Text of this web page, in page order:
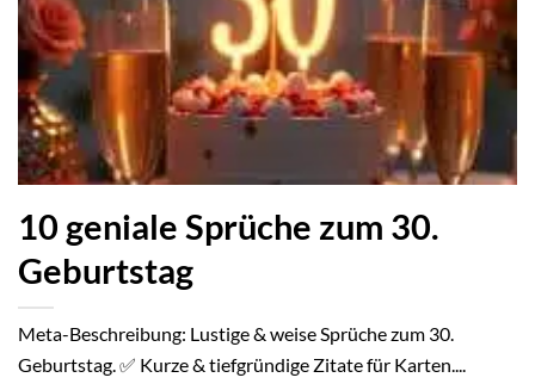
10 geniale Sprüche zum 30.
Geburtstag
Meta-Beschreibung: Lustige & weise Sprüche zum 30.
Geburtstag. ✅ Kurze & tiefgründige Zitate für Karten....